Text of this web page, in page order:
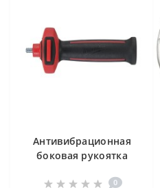
Антивибрационная
боковая рукоятка
0